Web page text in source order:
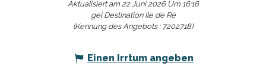
Aktualisiert am 22 Juni 2026 Um 16:16
gei Destination Ile de Ré
(Kennung des Angebots : 7202718)
Einen Irrtum angeben